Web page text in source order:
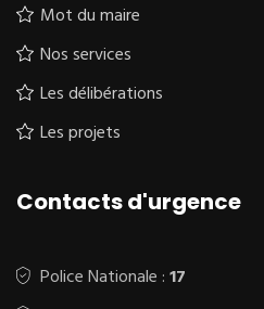
Mot du maire
Nos services
Les délibérations
Les projets
Contacts d'urgence
Police Nationale :17